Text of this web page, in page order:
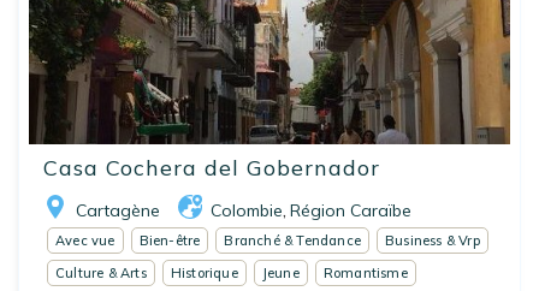
Casa Cochera del Gobernador
Cartagène Colombie Région Caraïbe
Avec vue Bien-être Branché & Tendance
Business & Vrp
Culture & Arts
Historique Jeune
Romantisme